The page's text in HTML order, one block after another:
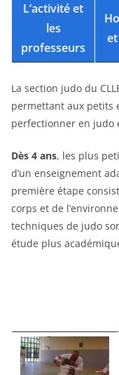
L’activité et
les
professeurs
La section judo du
permettant aux petits
perfectionner en judo
Dès 4 ans, les plus
d’un enseignement
première étape
corps et de
techniques de judo
étude plus